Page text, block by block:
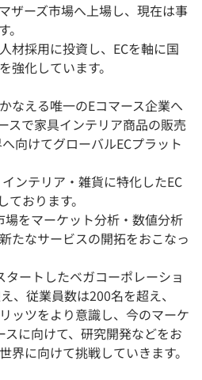
ザーズ市場へ上場し、現在は事
材採用に投資し、ECを軸に国
強化しています。
なえる唯一のEコマース企業へ
スで家具インテリア商品の販売
向けてグローバルECプラット
ンテリア・雑貨に特化したEC
おります。
場をマーケット分析・数値分析
たなサービスの開拓をおこなっ
ートしたベガコーポレーショ
、従業員数は200名を超え、
ッツをより意識し、今のマーケ
スに向けて、研究開発などをお
界に向けて挑戦していきます。